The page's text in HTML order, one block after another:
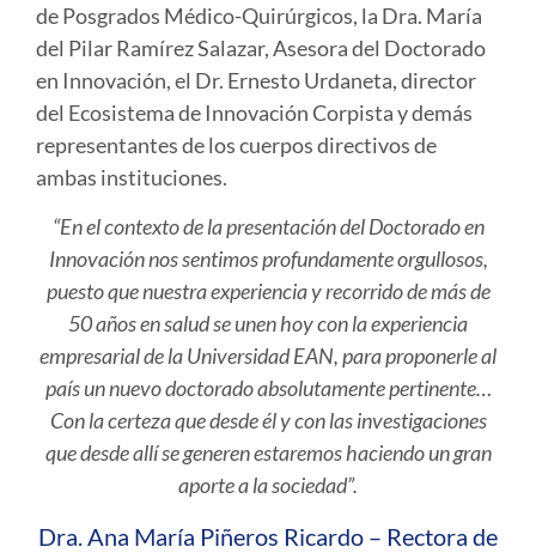
de Posgrados Médico-Quirúrgicos, la Dra. María
del Pilar Ramírez Salazar, Asesora del Doctorado
en Innovación, el Dr. Ernesto Urdaneta, director
del Ecosistema de Innovación Corpista y demás
representantes de los cuerpos directivos de
ambas instituciones.
“En el contexto de la presentación del Doctorado en
Innovación nos sentimos profundamente orgullosos,
puesto que nuestra experiencia y recorrido de más de
50 años en salud se unen hoy con la experiencia
empresarial de la Universidad EAN, para proponerle al
país un nuevo doctorado absolutamente pertinente…
Con la certeza que desde él y con las investigaciones
que desde allí se generen estaremos haciendo un gran
aporte a la sociedad”.
Dra. Ana María Piñeros Ricardo – Rectora de